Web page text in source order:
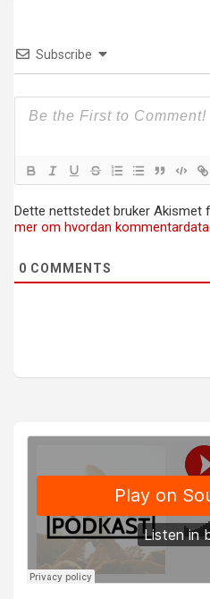
Subscribe
Dette nettstedet bruker Akismet
mer om hvordan
0 COMMENTS